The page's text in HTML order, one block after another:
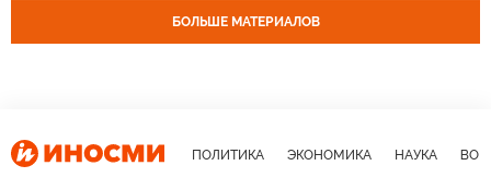
БОЛЬШЕ МАТЕРИАЛОВ
ПОЛИТИКА ЭКОНОМИКА НАУКА